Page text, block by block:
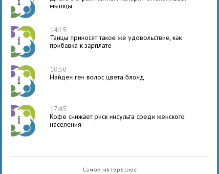
мышцы
14:15
Танцы приносят такое же удовольствие, как
прибавка к зарплате
10:30
Найден ген волос цвета блонд
17:45
Кофе снижает риск инсульта среди женского
населения
Самое интересное